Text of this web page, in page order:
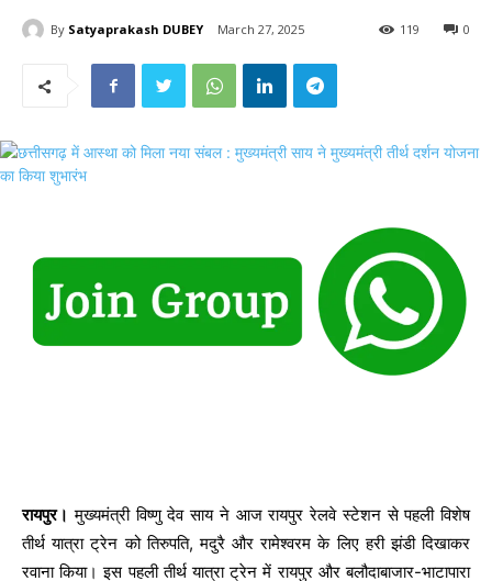
By Satyaprakash DUBEY March 27, 2025 0
119
रायपुर। मुख्यमंत्री विष्णु देव साय ने आज रायपुर रेलवे स्टेशन से पहली विशेष
तीर्थ यात्रा ट्रेन को तिरुपति, मदुरै और रामेश्वरम के लिए हरी झंडी दिखाकर
रवाना किया। इस पहली तीर्थ यात्रा ट्रेन में रायपुर और बलौदाबाजार-भाटापारा